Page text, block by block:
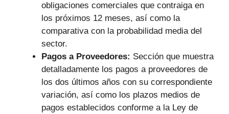
obligaciones comerciales que contraiga en
los próximos 12 meses, así como la
comparativa con la probabilidad media del
sector.
Pagos a Proveedores: Sección que muestra
detalladamente los pagos a proveedores de
los dos últimos años con su correspondiente
variación, así como los plazos medios de
pagos establecidos conforme a la Ley de